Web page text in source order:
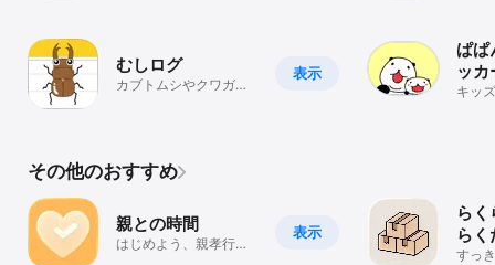
表示
むしログ
カブトムシやクワガタ
ぱぱ
ッカ
キッ
その他のおすすめ
表示
親との時間
はじめよう、親孝行の
ら
らく
すっ